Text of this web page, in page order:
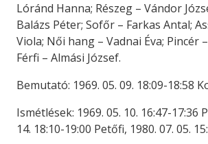
Lóránd Hanna; Részeg – Vándor
Balázs Péter; Sofőr – Farkas Antal;
Viola; Női hang – Vadnai Éva; Pincér
Férfi – Almási József.
Bemutató: 1969. 05. 09. 18:09-18:58
Ismétlések: 1969. 05. 10. 16:47-17:36
14. 18:10-19:00 Petőfi, 1980. 07. 05.